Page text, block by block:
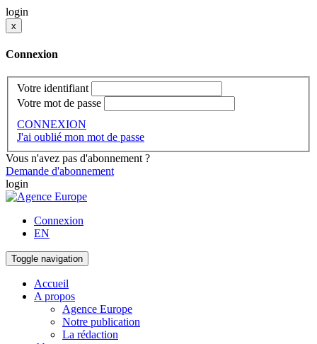
login
x
Connexion
Votre identifiant
Votre mot de passe
CONNEXION
J'ai oublié mon mot de passe
Vous n'avez pas d'abonnement ?
Demande d'abonnement
login
Connexion
EN
Toggle navigation
Accueil
A propos
Agence Europe
Notre publication
La rédaction